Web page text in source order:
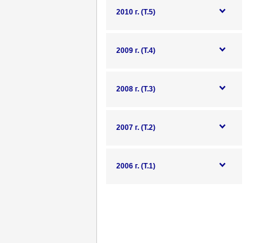
2010 г. (Т.5)
2009 г. (Т.4)
2008 г. (Т.3)
2007 г. (Т.2)
2006 г. (Т.1)